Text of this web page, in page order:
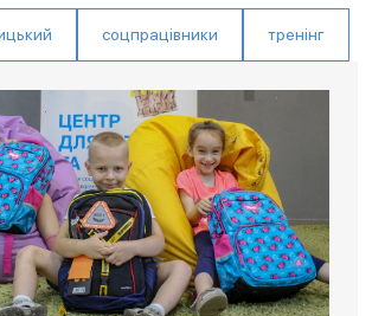
соцпрацівники тренінг